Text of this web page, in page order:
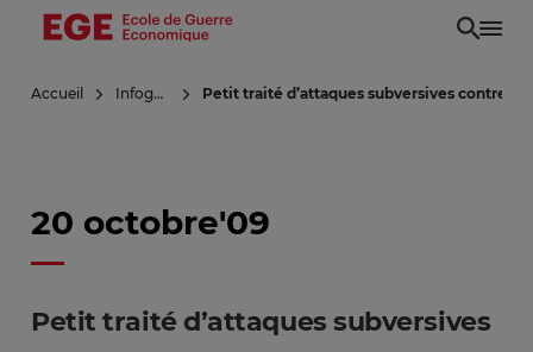
Aller
principal
Accueil Infoguerre Petit traité d’attaques subversives contre
20 octobre'09
Petit traité d’attaques subversives